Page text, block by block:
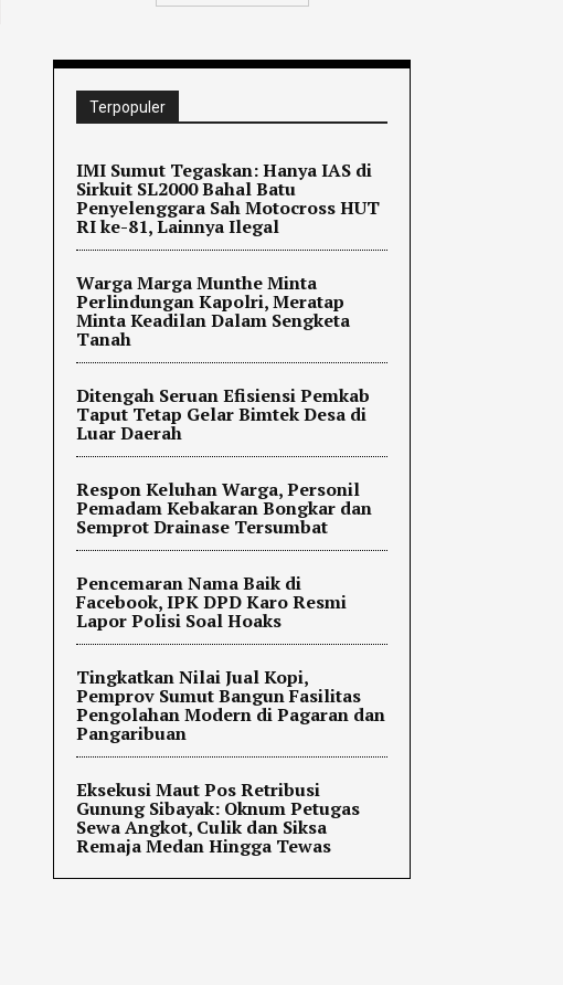
Terpopuler
IMI Sumut Tegaskan: Hanya IAS di
Sirkuit SL2000 Bahal Batu
Penyelenggara Sah Motocross HUT
RI ke-81, Lainnya Ilegal
Warga Marga Munthe Minta
Perlindungan Kapolri, Meratap
Minta Keadilan Dalam Sengketa
Tanah
Ditengah Seruan Efisiensi Pemkab
Taput Tetap Gelar Bimtek Desa di
Luar Daerah
Respon Keluhan Warga, Personil
Pemadam Kebakaran Bongkar dan
Semprot Drainase Tersumbat
Pencemaran Nama Baik di
Facebook, IPK DPD Karo Resmi
Lapor Polisi Soal Hoaks
Tingkatkan Nilai Jual Kopi,
Pemprov Sumut Bangun Fasilitas
Pengolahan Modern di Pagaran dan
Pangaribuan
Eksekusi Maut Pos Retribusi
Gunung Sibayak: Oknum Petugas
Sewa Angkot, Culik dan Siksa
Remaja Medan Hingga Tewas